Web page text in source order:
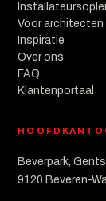
Voor architecten
Inspiratie
Over ons
FAQ
Klantenportaal
Beverpark,
9120 Beveren-